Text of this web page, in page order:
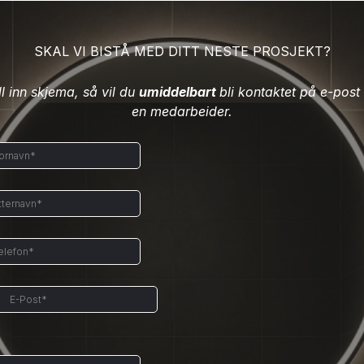
SKAL VI BISTÅ MED DITT NESTE PROSJEKT?
inn skjema, så vil du umiddelbart bli kontaktet på e-post
en medarbeider.